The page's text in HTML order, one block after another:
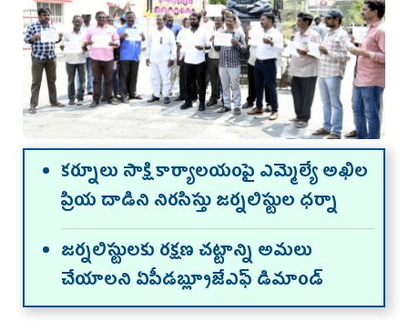
క‌ర్నూలు సాక్షి కార్యాలయంపై ఎమ్మెల్యే అఖిల
ప్రియ దాడిని నిర‌సిస్తు జ‌ర్న‌లిస్టుల ధ‌ర్నా
జర్నలిస్టులకు రక్షణ చట్టాన్ని అమలు
చేయాల‌ని ఏపీడబ్ల్యూజేఎఫ్ డిమాండ్‌